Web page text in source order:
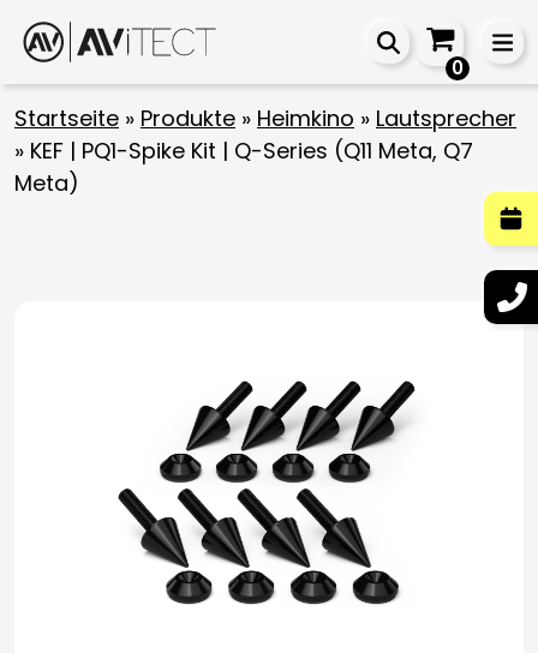
0
Startseite » Produkte » Heimkino » Lautsprecher
» KEF | PQ1-Spike Kit | Q-Series (Q11 Meta, Q7
Meta)